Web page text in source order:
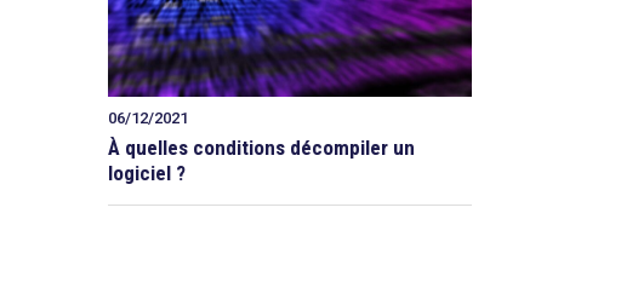
06/12/2021
À quelles conditions décompiler un
logiciel ?